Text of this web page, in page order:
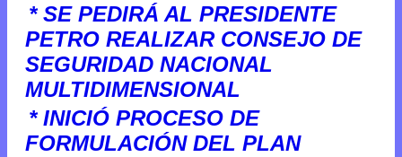
* SE PEDIRÁ AL PRESIDENTE
PETRO REALIZAR CONSEJO DE
SEGURIDAD NACIONAL
MULTIDIMENSIONAL
* INICIÓ PROCESO DE
FORMULACIÓN DEL PLAN